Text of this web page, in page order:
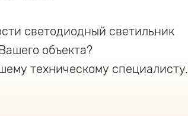
светодиодный светильник
объекта?
техническому специалисту.